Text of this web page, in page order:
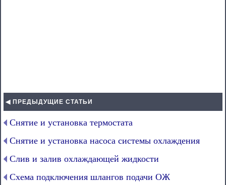
◀ ПРЕДЫДУЩИЕ СТАТЬИ
Снятие и установка термостата
Снятие и установка насоса системы охлаждения
Слив и залив охлаждающей жидкости
Схема подключения шлангов подачи ОЖ